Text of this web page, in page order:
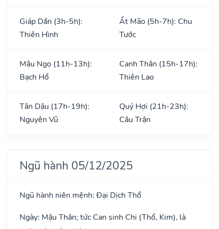
Giáp Dần (3h-5h):
Thiên Hình
Ất Mão (5h-7h): Chu
Tước
Mậu Ngọ (11h-13h):
Bạch Hổ
Canh Thân (15h-17h):
Thiên Lao
Tân Dậu (17h-19h):
Nguyên Vũ
Quý Hợi (21h-23h):
Câu Trận
Ngũ hành 05/12/2025
Ngũ hành niên mệnh: Đại Dịch Thổ
Ngày: Mậu Thân; tức Can sinh Chi (Thổ, Kim), là